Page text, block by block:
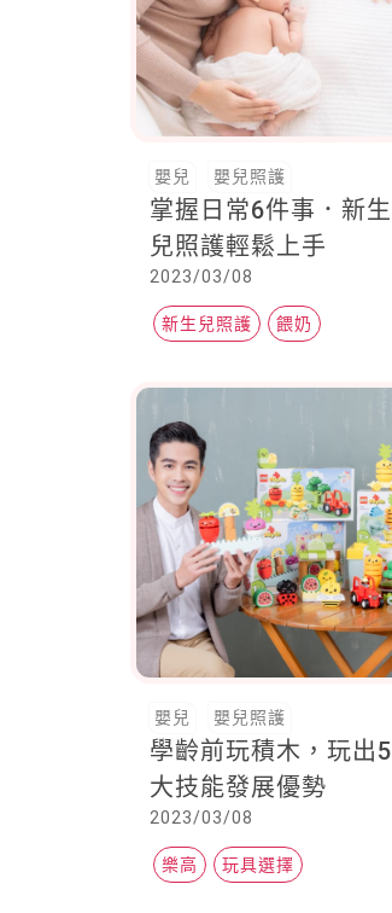
嬰兒 嬰兒照護
掌握日常6件事．新生
兒照護輕鬆上手
2023/03/08
新生兒照護 餵奶
嬰兒 嬰兒照護
學齡前玩積木，玩出5
大技能發展優勢
2023/03/08
樂高 玩具選擇